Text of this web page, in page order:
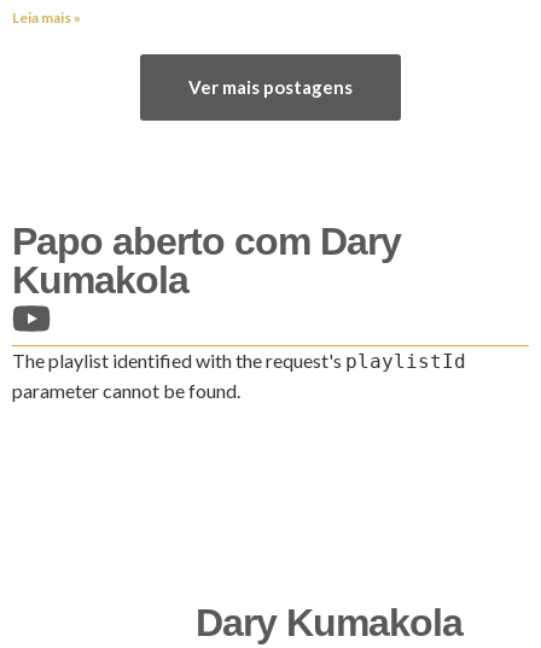
Leia mais »
Ver mais postagens
Papo aberto com Dary
Kumakola
The playlist identified with the request's playlistId
parameter cannot be found.
Dary Kumakola